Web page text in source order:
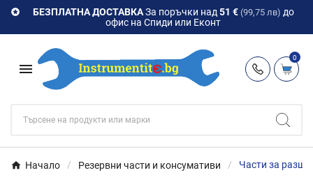
 БЕЗПЛАТНА ДОСТАВКАЗа поръчки над 51 € (99,75 лв) до
офис на Спиди или Еконт

0
Начало Резервни части и консумативи Части за